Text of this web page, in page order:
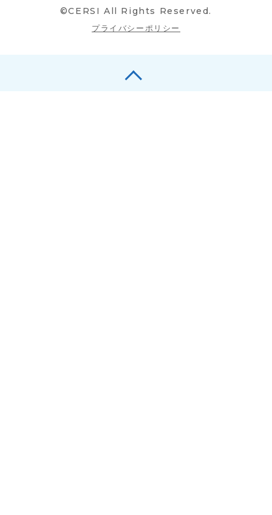
©CERSI All Rights Reserved.
プライバシーポリシー